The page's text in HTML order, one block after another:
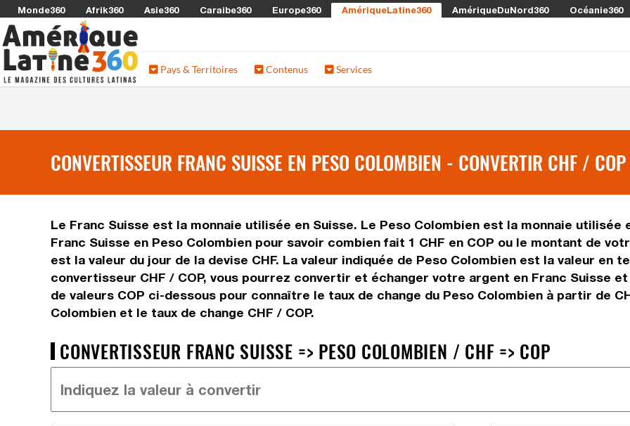
Monde360 Afrik360 Asie360 Caraibe360 Europe360 AmériqueLatine360 AmériqueDuNord360 Océanie360
Pays & Territoires Contenus Services
CONVERTISSEUR FRANC SUISSE EN PESO COLOMBIEN - CONVERTIR CHF / COP
Le Franc Suisse est la monnaie utilisée en Suisse. Le Peso Colombien est la monnaie
Franc Suisse en Peso Colombien pour savoir combien fait 1 CHF en COP ou le montant de
est la valeur du jour de la devise CHF. La valeur indiquée de Peso Colombien est la valeur en
convertisseur CHF / COP, vous pourrez convertir et échanger votre argent en Franc Suisse
de valeurs COP ci-dessous pour connaître le taux de change du Peso Colombien à partir de
Colombien et le taux de change CHF / COP.
CONVERTISSEUR FRANC SUISSE => PESO COLOMBIEN / CHF => COP